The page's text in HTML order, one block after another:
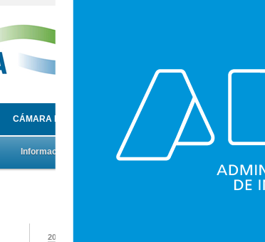
CÁMARA DE ENTIDADES DE MEDICINA PRIVADA DE LA
Información Exclusivo Asociados
» Información » Normativa
2023-09-22 08:54:30